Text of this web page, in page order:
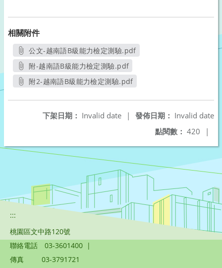
相關附件
公文-越南語B級能力檢定測驗.pdf
另開新視窗
附-越南語B級能力檢定測驗.pdf
另開新視窗
附2-越南語B級能力檢定測驗.pdf
發佈日期： Invalid date
下架日期： Invalid date
|
點閱數： 420 |
:::
桃園區文中路120號
聯絡電話
03-3601400 |
傳真
03-3791721